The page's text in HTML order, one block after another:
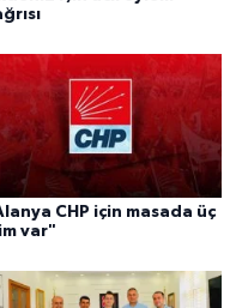
CHP için masada üç
var"